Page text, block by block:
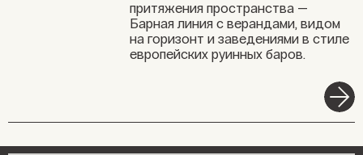
притяжения пространства —
Барная линия с верандами, видом
на горизонт и заведениями в стиле
европейских руинных баров.